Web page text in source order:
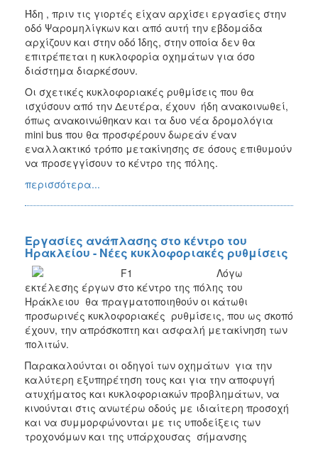
Ήδη , πριν τις γιορτές είχαν αρχίσει εργασίες στην
οδό Ψαρομηλίγκων και από αυτή την εβδομάδα
αρχίζουν και στην οδό Ίδης, στην οποία δεν θα
επιτρέπεται η κυκλοφορία οχημάτων για όσο
διάστημα διαρκέσουν.
Οι σχετικές κυκλοφοριακές ρυθμίσεις που θα
ισχύσουν από την Δευτέρα, έχουν ήδη ανακοινωθεί,
όπως ανακοινώθηκαν και τα δυο νέα δρομολόγια
mini bus που θα προσφέρουν δωρεάν έναν
εναλλακτικό τρόπο μετακίνησης σε όσους επιθυμούν
να προσεγγίσουν το κέντρο της πόλης.
περισσότερα...
Εργασίες ανάπλασης στο κέντρο του
Ηρακλείου - Νέες κυκλοφοριακές ρυθμίσεις
Λόγω
εκτέλεσης έργων στο κέντρο της πόλης του
Ηράκλειου θα πραγματοποιηθούν οι κάτωθι
προσωρινές κυκλοφοριακές ρυθμίσεις, που ως σκοπό
έχουν, την απρόσκοπτη και ασφαλή μετακίνηση των
πολιτών.
Παρακαλούνται οι οδηγοί των οχημάτων για την
καλύτερη εξυπηρέτηση τους και για την αποφυγή
ατυχήματος και κυκλοφοριακών προβλημάτων, να
κινούνται στις ανωτέρω οδούς με ιδιαίτερη προσοχή
και να συμμορφώνονται με τις υποδείξεις των
τροχονόμων και της υπάρχουσας σήμανσης